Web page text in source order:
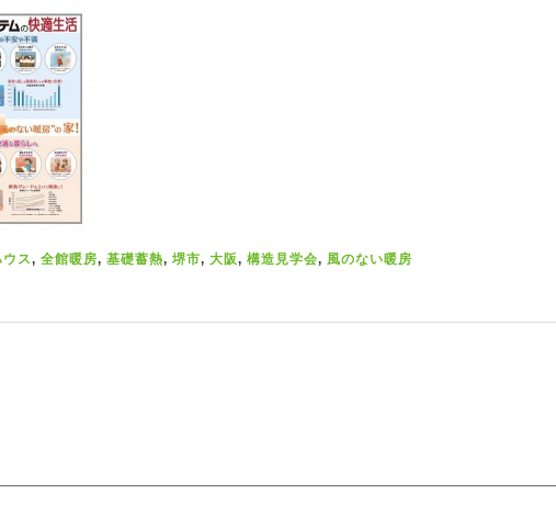
ス, 全館暖房, 基礎蓄熱, 堺市, 大阪, 構造見学会, 風のない暖房